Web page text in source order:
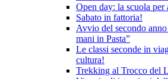
Open day: la scuola per
Sabato in fattoria!
Avvio del secondo
mani in Pasta”
Le classi seconde in
cultura!
Trekking al Trocco del